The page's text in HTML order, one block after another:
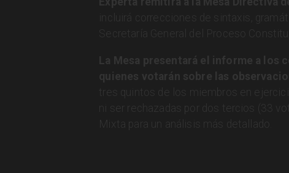
incluirá correcciones de sintaxis,
Secretaría General del Proceso
La Mesa presentará el informe a los
quienes votarán sobre las
tres quintos de los miembros en
ni ser rechazadas por dos tercios (33
Mixta para un análisis más detallado.